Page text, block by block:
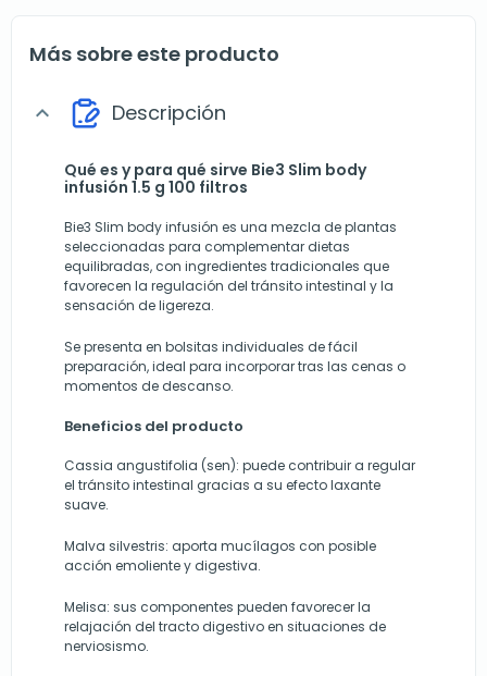
Más sobre este producto
expand_more Descripción
Qué es y para qué sirve Bie3 Slim body
infusión 1.5 g 100 filtros
Bie3 Slim body infusión es una mezcla de plantas
seleccionadas para complementar dietas
equilibradas, con ingredientes tradicionales que
favorecen la regulación del tránsito intestinal y la
sensación de ligereza.
Se presenta en bolsitas individuales de fácil
preparación, ideal para incorporar tras las cenas o
momentos de descanso.
Beneficios del producto
Cassia angustifolia (sen): puede contribuir a regular
el tránsito intestinal gracias a su efecto laxante
suave.
Malva silvestris: aporta mucílagos con posible
acción emoliente y digestiva.
Melisa: sus componentes pueden favorecer la
relajación del tracto digestivo en situaciones de
nerviosismo.